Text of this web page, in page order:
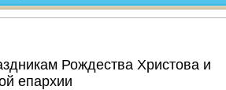
Рождества Христова и
епархии